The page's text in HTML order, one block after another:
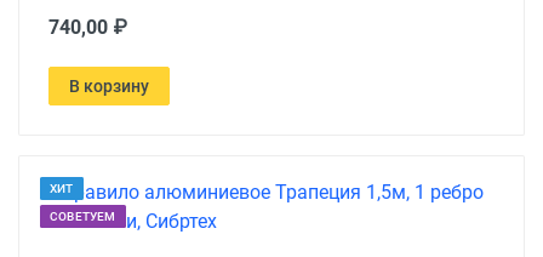
740,00 ₽
В корзину
ХИТ
СОВЕТУЕМ